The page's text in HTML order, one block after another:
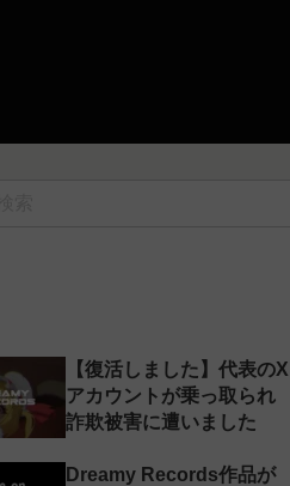
【復活しました】代表のX
アカウントが乗っ取られ
詐欺被害に遭いました
Dreamy Records作品が